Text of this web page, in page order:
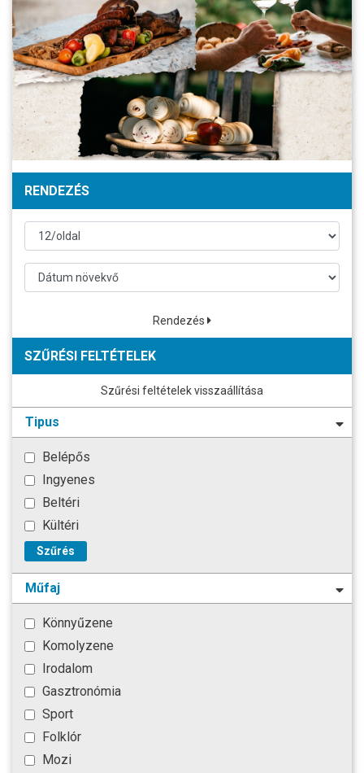
RENDEZÉS
Rendezés
SZŰRÉSI FELTÉTELEK
Szűrési feltételek visszaállítása
Tipus
Belépős
Ingyenes
Beltéri
Kültéri
Szűrés
Műfaj
Könnyűzene
Komolyzene
Irodalom
Gasztronómia
Sport
Folklór
Mozi